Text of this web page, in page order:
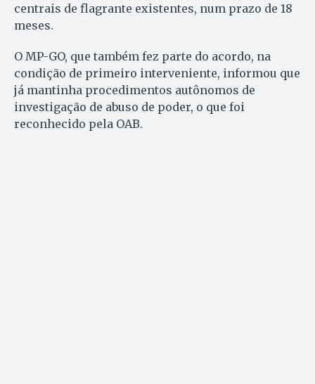
centrais de flagrante existentes, num prazo de 18
meses.
O MP-GO, que também fez parte do acordo, na
condição de primeiro interveniente, informou que
já mantinha procedimentos autônomos de
investigação de abuso de poder, o que foi
reconhecido pela OAB.